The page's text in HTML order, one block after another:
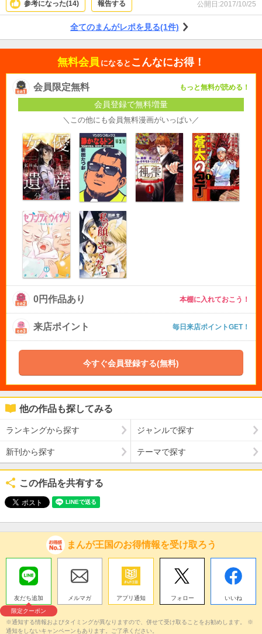
ど、上手くなりたいという意志を持った日々の記憶。意志を素直に行動に変え
問いました。大切な事を置き忘れてきたんじゃないか？そんな気持ちになりま
した。ありがとうございます。もう一度愚直に頑張ろうって思います。 もっと
楽しませて下さい。コージィ先生の御執筆が続く事をお祈りいたします。頑張
参考になった(14) 報告する 公開日:2017/10/25
全てのまんがレポを見る(1件)
無料会員 になると こんなにお得！
会員限定無料 もっと無料が読める！
会員登録で無料増量
＼この他にも会員無料漫画がいっぱい／
0円作品あり 本棚に入れておこう！
来店ポイント 毎日来店ポイントGET！
今すぐ会員登録する(無料)
他の作品も探してみる
ランキングから探す ジャンルで探す
新刊から探す テーマで探す
この作品を共有する
まんが王国のお得情報を受け取ろう
友だち追加
限定クーポン
メルマガ アプリ通知 フォロー いいね
※通知する情報およびタイミングが異なりますので、併せて受け取ることをお勧めします。 ※
通知をしないキャンペーンもあります。ご了承ください。